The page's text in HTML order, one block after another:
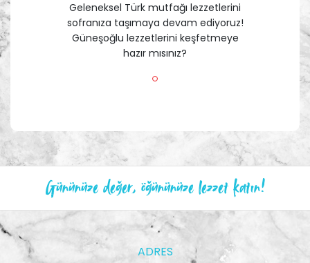
Geleneksel Türk mutfağı lezzetlerini
sofranıza taşımaya devam ediyoruz!
Güneşoğlu lezzetlerini keşfetmeye
hazır mısınız?
Gününüze değer, öğününüze lezzet katın!
ADRES